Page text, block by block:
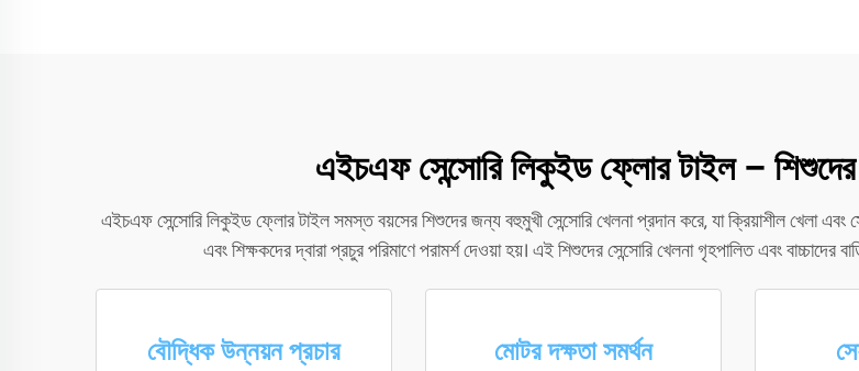
এইচএফ সেন্সোরি লিকুইড ফ্লোর টাইল – শিশুদের
এইচএফ সেন্সোরি লিকুইড ফ্লোর টাইল সমস্ত বয়সের শিশুদের জন্য বহুমুখী সেন্সোরি খেলনা প্রদান করে, যা ক্রিয়াশীল খেলা এবং
এবং শিক্ষকদের দ্বারা প্রচুর পরিমাণে পরামর্শ দেওয়া হয়। এই শিশুদের সেন্সোরি খেলনা গৃহপালিত এবং
বৌদ্ধিক উন্নয়ন প্রচার
মোটর দক্ষতা সমর্থন